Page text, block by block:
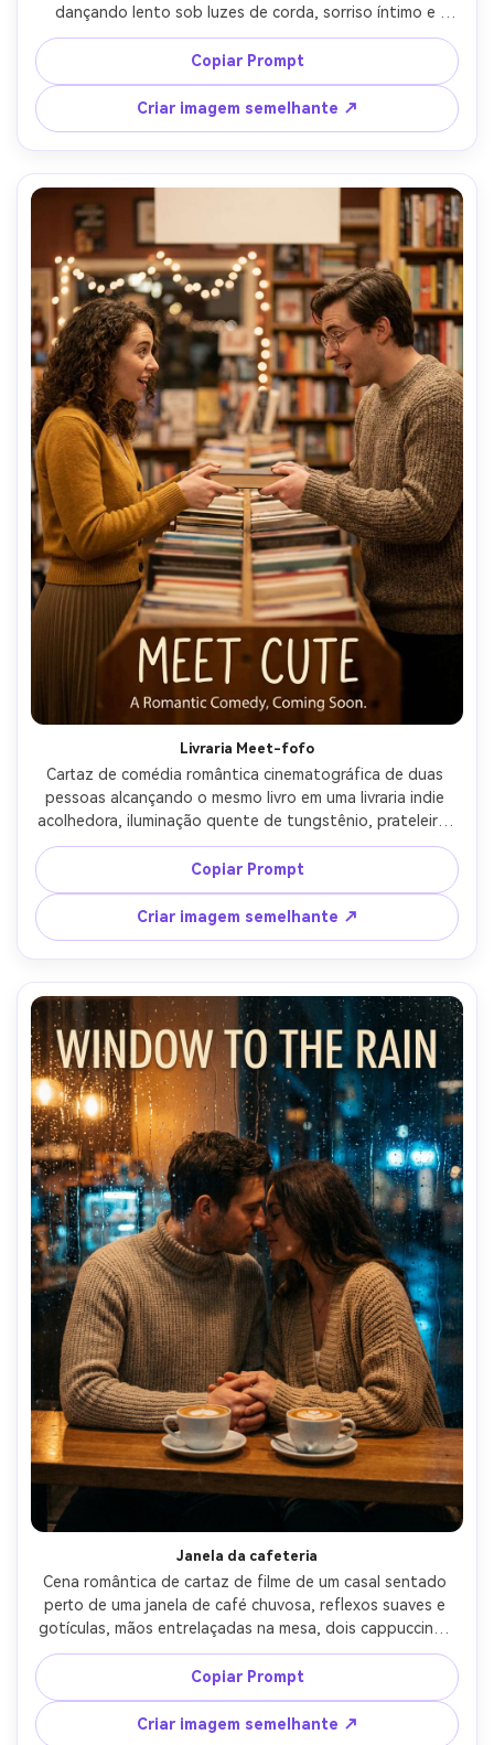
dançando lento sob luzes de corda, sorriso íntimo e
toque de bochecha suave, ele usa uma jaqueta de terno
escuro gola aberta, ela usa um vestido vermelho com
colar de ouro, borda dramática luz e preenchimento
macio, forte enquadramento central com espaço seguro
para título, disparado em 50mm f/1.4, cinematográfico
azul-laranja, qualidade de pôster de alta resolução-AR
4:5
Copiar Prompt
Criar imagem semelhante ↗
Livraria Meet-fofo
Cartaz de comédia romântica cinematográfica de duas
pessoas alcançando o mesmo livro em uma livraria indie
acolhedora, iluminação quente de tungstênio, prateleiras
criando linhas líderes, expressões surpresas lúdicas, ela
usa um cardigan e saia plissada, ele usa óculos e um
suéter de malha casual, profundidade rasa de campo
bokeh, espaço acima para o título e slogan, tirado em
35mm f/1.8, fotorealista, layout de pôster limpo-AR 4:5
Copiar Prompt
Criar imagem semelhante ↗
Janela da cafeteria
Cena romântica de cartaz de filme de um casal sentado
perto de uma janela de café chuvosa, reflexos suaves e
gotículas, mãos entrelaçadas na mesa, dois cappuccinos
com arte latte, roupas de malha aconchegantes, humor
íntimo, iluminação âmbar quente com azuis chuvosos
frescos do lado de fora, espaço negativo para o título no
topo, disparado em 85mm f/1.8, classificação
Copiar Prompt
Criar imagem semelhante ↗